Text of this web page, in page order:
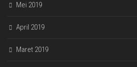
Mei 2019
April 2019
Maret 2019